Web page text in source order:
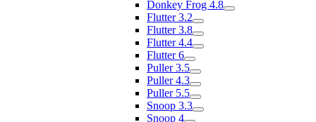
Donkey Frog 4.8
Flutter 3.2
Flutter 3.8
Flutter 4.4
Flutter 6
Puller 3.5
Puller 4.3
Puller 5.5
Snoop 3.3
Snoop 4